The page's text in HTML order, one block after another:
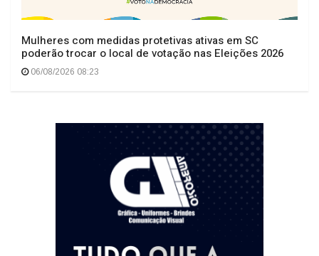
Mulheres com medidas protetivas ativas em SC
poderão trocar o local de votação nas Eleições 2026
06/08/2026 08:23